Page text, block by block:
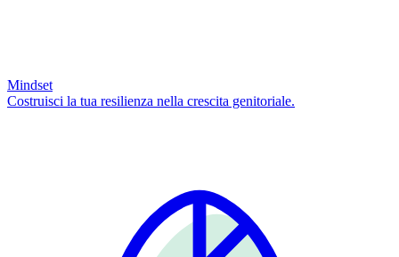
Mindset
Costruisci la tua resilienza nella crescita genitoriale.